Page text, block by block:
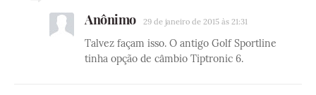
Anônimo 29 de janeiro de 2015 às 21:31
Talvez façam isso. O antigo Golf Sportline
tinha opção de câmbio Tiptronic 6.